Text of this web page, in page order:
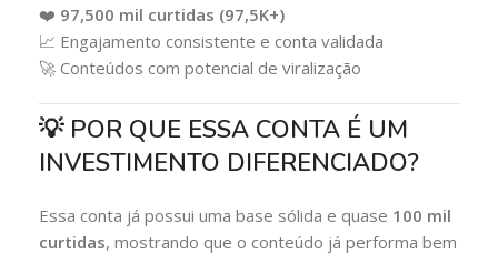
❤️ 97,500 mil curtidas (97,5K+)
📈 Engajamento consistente e conta validada
🚀 Conteúdos com potencial de viralização
💡 POR QUE ESSA CONTA É UM
INVESTIMENTO DIFERENCIADO?
Essa conta já possui uma base sólida e quase 100 mil
curtidas, mostrando que o conteúdo já performa bem